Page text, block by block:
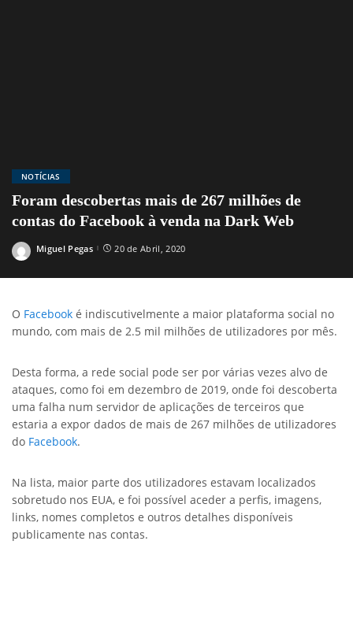
NOTÍCIAS
Foram descobertas mais de 267 milhões de
contas do Facebook à venda na Dark Web
Posted
Miguel Pegas 20 de Abril, 2020
O Facebook é indiscutivelmente a maior plataforma social no
mundo, com mais de 2.5 mil milhões de utilizadores por mês.
Desta forma, a rede social pode ser por várias vezes alvo de
ataques, como foi em dezembro de 2019, onde foi descoberta
uma falha num servidor de aplicações de terceiros que
estaria a expor dados de mais de 267 milhões de utilizadores
do Facebook.
Na lista, maior parte dos utilizadores estavam localizados
sobretudo nos EUA, e foi possível aceder a perfis, imagens,
links, nomes completos e outros detalhes disponíveis
publicamente nas contas.